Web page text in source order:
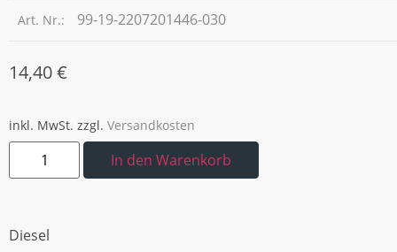
Art. Nr.: 99-19-2207201446-030
14,40€
inkl. MwSt. zzgl. Versandkosten
In den Warenkorb
Diesel